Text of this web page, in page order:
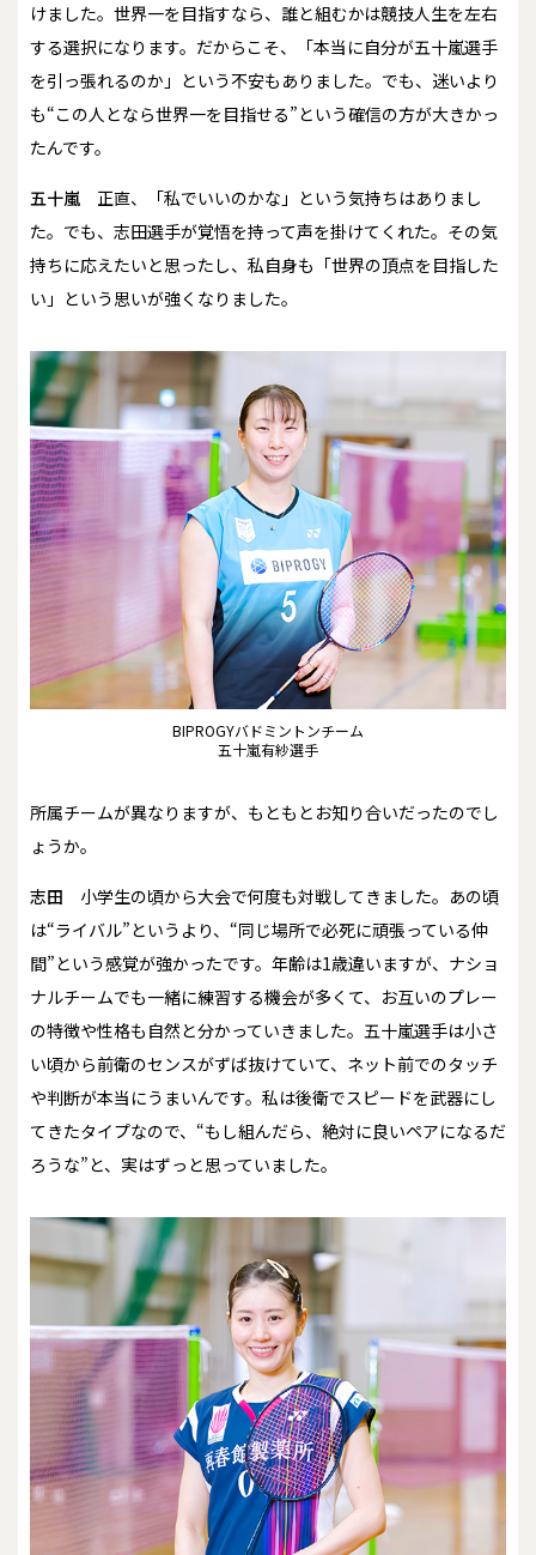
けました。世界一を目指すなら、誰と組むかは競技人生を左右
する選択になります。だからこそ、「本当に自分が五十嵐選手
を引っ張れるのか」という不安もありました。でも、迷いより
も“この人となら世界一を目指せる”という確信の方が大きかっ
たんです。
五十嵐
正直、「私でいいのかな」という気持ちはありまし
た。でも、志田選手が覚悟を持って声を掛けてくれた。その気
持ちに応えたいと思ったし、私自身も「世界の頂点を目指した
い」という思いが強くなりました。
BIPROGYバドミントンチーム
五十嵐有紗選手
――所属チームが異なりますが、もともとお知り合いだったのでし
ょうか。
志田
小学生の頃から大会で何度も対戦してきました。あの頃
は“ライバル”というより、“同じ場所で必死に頑張っている仲
間”という感覚が強かったです。年齢は1歳違いますが、ナショ
ナルチームでも一緒に練習する機会が多くて、お互いのプレー
の特徴や性格も自然と分かっていきました。五十嵐選手は小さ
い頃から前衛のセンスがずば抜けていて、ネット前でのタッチ
や判断が本当にうまいんです。私は後衛でスピードを武器にし
てきたタイプなので、“もし組んだら、絶対に良いペアになるだ
ろうな”と、実はずっと思っていました。